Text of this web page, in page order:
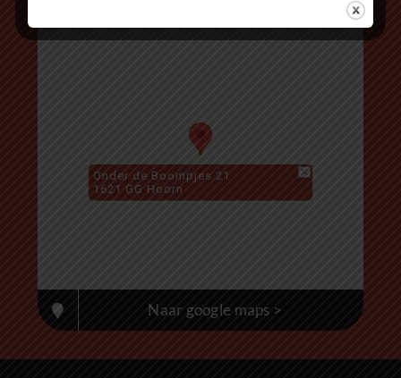
Onder de Boompjes 21
1621 GG Hoorn
Naar google maps >